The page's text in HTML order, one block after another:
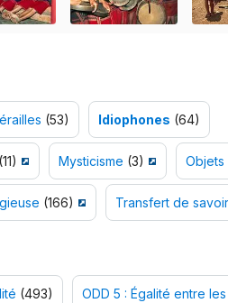
(53) Idiophones (64)
(11) Mysticisme (3) Objets
(166) Transfert de
(493) ODD 5 : Égalité entre